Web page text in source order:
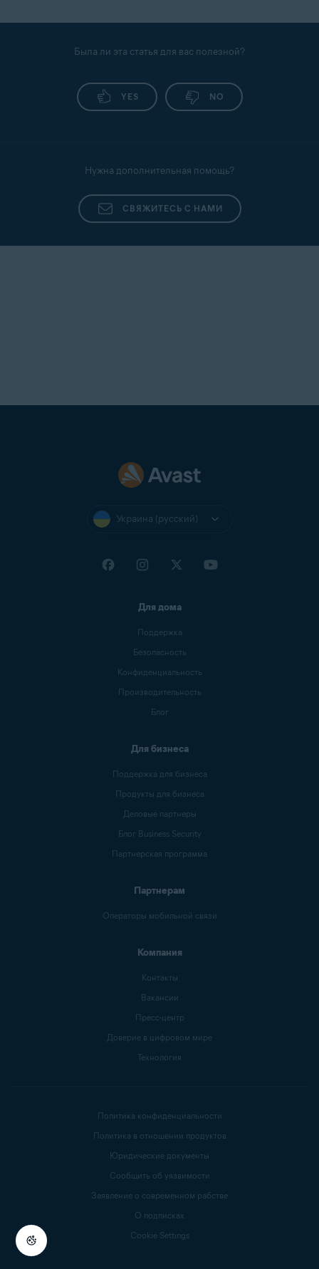
Была ли эта статья для вас полезной?
YES NO
Нужна дополнительная помощь?
СВЯЖИТЕСЬ С НАМИ
Украина (русский)
Для дома
Поддержка
Безопасность
Конфиденциальность
Производительность
Блог
Для бизнеса
Поддержка для бизнеса
Продукты для бизнеса
Деловые партнеры
Блог Business Security
Партнерская программа
Партнерам
Операторы мобильной связи
Компания
Контакты
Вакансии
Пресс-центр
Доверие в цифровом мире
Технология
Политика конфиденциальности
Политика в отношении продуктов
Юридические документы
Сообщить об уязвимости
Заявление о современном рабстве
О подписках
Cookie Settings